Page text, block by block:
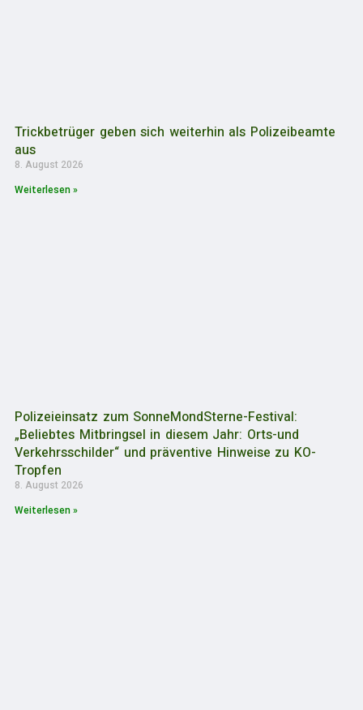
Trickbetrüger geben sich weiterhin als Polizeibeamte
aus
8. August 2026
Weiterlesen »
Polizeieinsatz zum SonneMondSterne-Festival:
„Beliebtes Mitbringsel in diesem Jahr: Orts-und
Verkehrsschilder“ und präventive Hinweise zu KO-
Tropfen
8. August 2026
Weiterlesen »